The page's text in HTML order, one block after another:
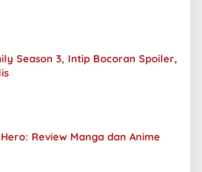
Season 3, Intip Bocoran Spoiler,
Review Manga dan Anime